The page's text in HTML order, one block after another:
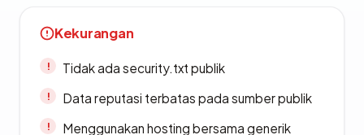
Kekurangan
Tidak ada security.txt publik
Data reputasi terbatas pada sumber publik
Menggunakan hosting bersama generik